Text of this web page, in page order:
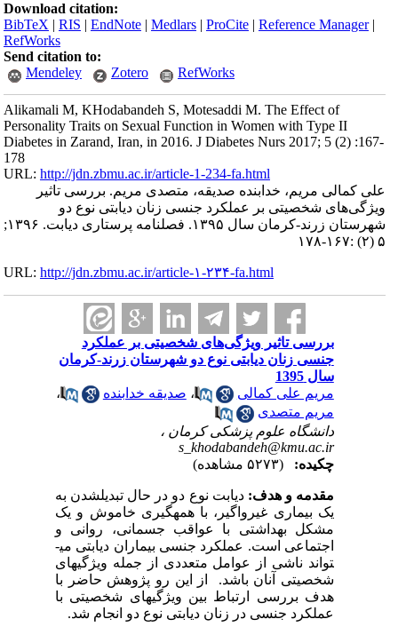
Download citation:
BibTeX |RIS |EndNote |Medlars |ProCite |Reference Manager
RefWorks
Send citation to:
Mendeley
Zotero RefWorks
Alikamali M, KHodabandeh S, Motesaddi M. The Effect of
Personality Traits on Sexual Function in Women with Type II
Diabetes in Zarand, Iran, in 2016. J Diabetes Nurs 2017; 5 (2) :167-
178
URL:http://jdn.zbmu.ac.ir/article-1-234-fa.html
علی کمالی مریم، خدابنده صدیقه، متصدی مریم. بررسی تاثیر
ویژگی‌های شخصیتی بر عملکرد جنسی زنان دیابتی نوع دو
شهرستان زرند-کرمان سال ۱۳۹۵. فصلنامه پرستاری دیابت. ۱۳۹۶;
URL:http://jdn.zbmu.ac.ir/article-۱-۲۳۴-fa.html
بررسی تاثیر ویژگی‌های شخصیتی بر عملکرد
جنسی زنان دیابتی نوع دو شهرستان زرند-کرمان
سال 1395
مریم علی کمالی
،صدیقه خدابنده
،
مریم متصدی
دانشگاه علوم پزشکی کرمان ،
s_khodabandeh@kmu.ac.ir
چکیده:
مقدمه و هدف:دیابت نوع دو در حال تبدیل­شدن به
یک بیماری غیرواگیر، با همه­گیری خاموش و یک
مشکل بهداشتی با عواقب جسمانی، روانی و
اجتماعی است. عملکرد جنسی بیماران دیابتی می­
تواند ناشی از عوامل متعددی از جمله ویژگی­های
شخصیتی آنان باشد. از این رو پژوهش حاضر با
هدف بررسی ارتباط بین ویژگی­های شخصیتی با
عملکرد جنسی در زنان دیابتی نوع دو انجام شد.